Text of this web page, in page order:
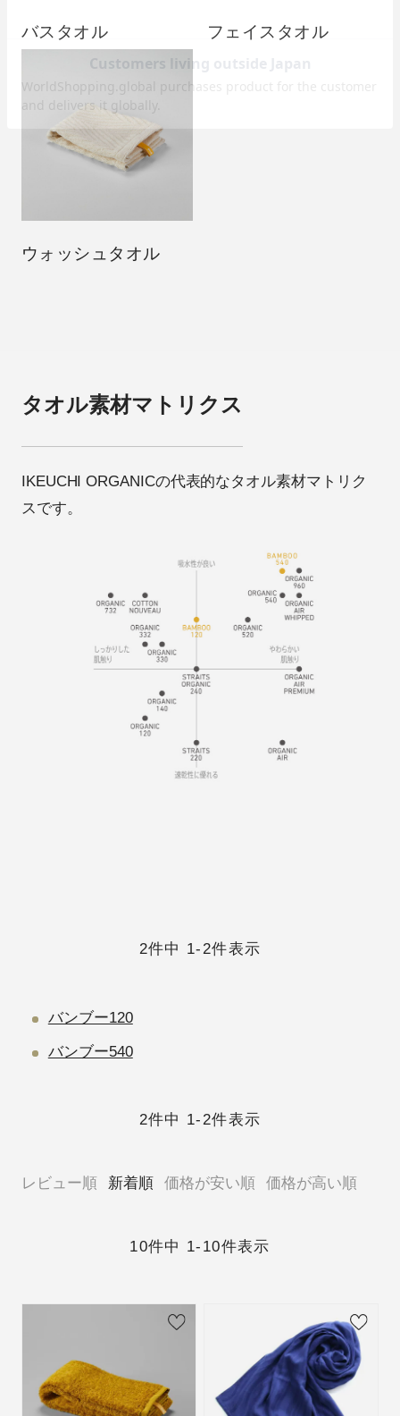
バスタオル フェイスタオル
ウォッシュタオル
タオル素材マトリクス
IKEUCHI ORGANICの代表的なタオル素材マトリク
スです。
2件中 1-2件表示
バンブー120
バンブー540
2件中 1-2件表示
レビュー順 新着順 価格が安い順 価格が高い順
10件中 1- 10件表示